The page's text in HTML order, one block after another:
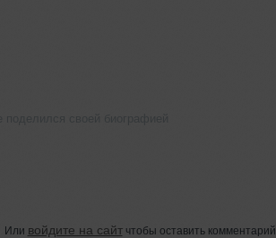
Или войдите на сайтчтобы оставить комментарий